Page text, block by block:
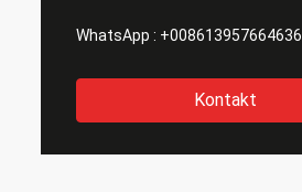
WhatsApp : +008613957664636
Kontakt